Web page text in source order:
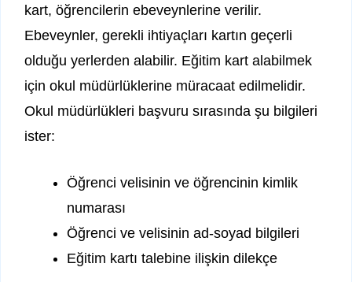
kart, öğrencilerin ebeveynlerine verilir.
Ebeveynler, gerekli ihtiyaçları kartın geçerli
olduğu yerlerden alabilir. Eğitim kart alabilmek
için okul müdürlüklerine müracaat edilmelidir.
Okul müdürlükleri başvuru sırasında şu bilgileri
ister:
Öğrenci velisinin ve öğrencinin kimlik
numarası
Öğrenci ve velisinin ad-soyad bilgileri
Eğitim kartı talebine ilişkin dilekçe